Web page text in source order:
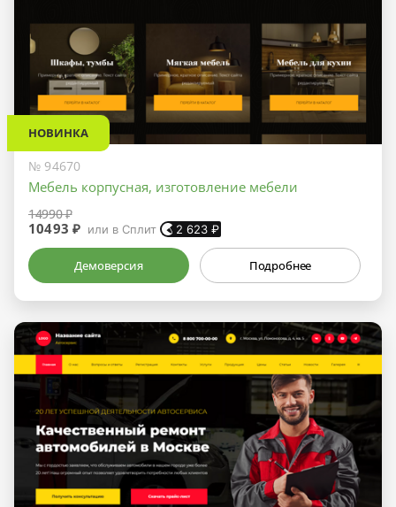
НОВИНКА
№ 94670
Мебель корпусная, изготовление мебели
14990 ₽
10493 ₽ или в Сплит 2 623 ₽
Демоверсия Подробнее